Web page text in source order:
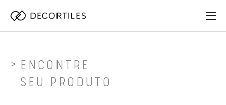
ENCONTRE
SEU PRODUTO